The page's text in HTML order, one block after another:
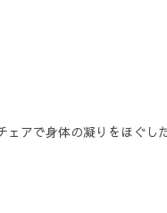
アで身体の凝りをほぐし